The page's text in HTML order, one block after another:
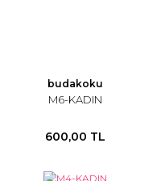
budakoku
M6-KADIN
600,00 TL